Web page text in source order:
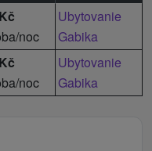
noc
Ubytovanie
Gabika
noc
Ubytovanie
Gabika